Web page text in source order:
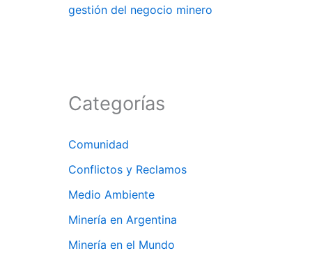
gestión del negocio minero
Categorías
Comunidad
Conflictos y Reclamos
Medio Ambiente
Minería en Argentina
Minería en el Mundo